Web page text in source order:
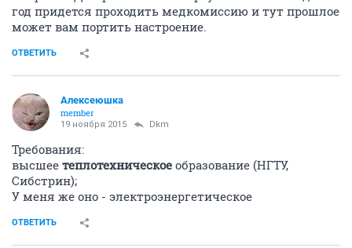
год придется проходить медкомиссию и тут прошлое
может вам портить настроение.
ОТВЕТИТЬ
Алексеюшка
member
19 ноября 2015 Dkm
Требования:
высшее теплотехническое образование (НГТУ,
Сибстрин);
У меня же оно - электроэнергетическое
ОТВЕТИТЬ